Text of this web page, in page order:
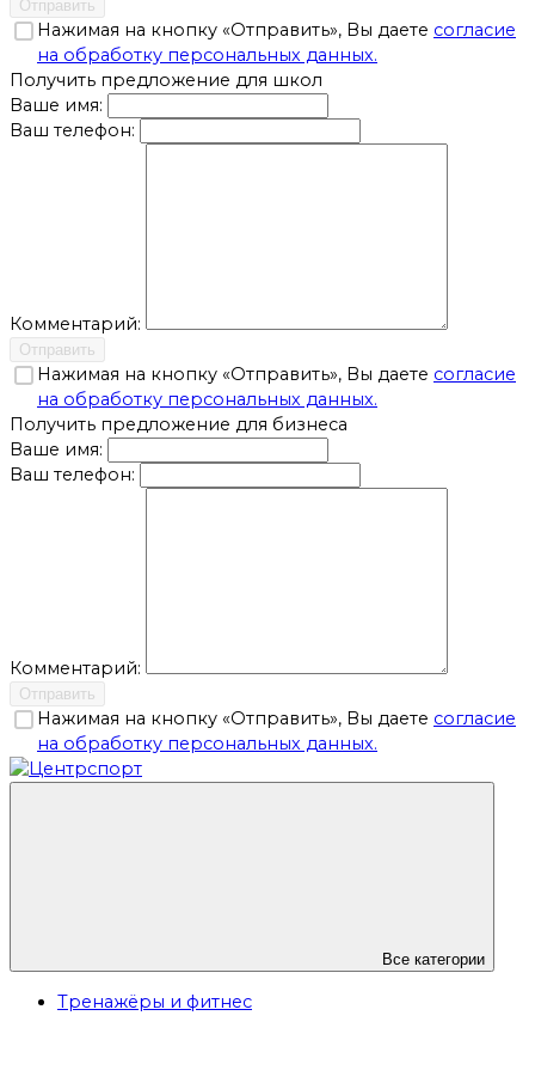
Отправить
Нажимая на кнопку «Отправить», Вы даете согласие
на обработку персональных данных.
Получить предложение для школ
Ваше имя:
Ваш телефон:
Комментарий:
Отправить
Нажимая на кнопку «Отправить», Вы даете согласие
на обработку персональных данных.
Получить предложение для бизнеса
Ваше имя:
Ваш телефон:
Комментарий:
Отправить
Нажимая на кнопку «Отправить», Вы даете согласие
на обработку персональных данных.
Все категории
Тренажёры и фитнес